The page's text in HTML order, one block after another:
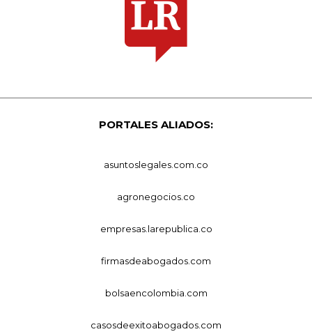
PORTALES ALIADOS:
asuntoslegales.com.co
agronegocios.co
empresas.larepublica.co
firmasdeabogados.com
bolsaencolombia.com
casosdeexitoabogados.com